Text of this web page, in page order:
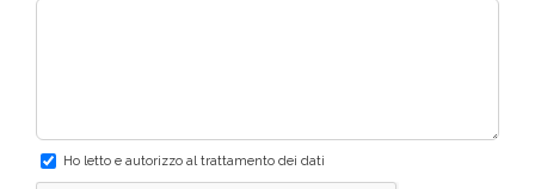
Ho letto e autorizzo al trattamento dei dati